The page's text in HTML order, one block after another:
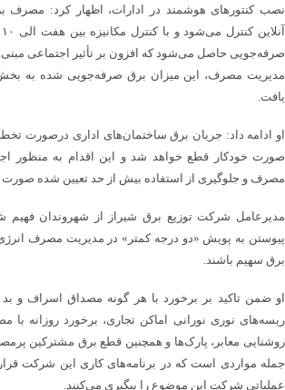
نصب کنتورهای هوشمند در ادارات، اظهار کرد: مصرف
صرفه‌جویی حاصل می‌شود که افزون بر تأثیر اجتماعی مبنی
مدیریت مصرف، این میزان برق صرفه‌جویی شده به
یافت.
او ادامه داد: جریان برق ساختمان‌های اداری درصورت
صورت خودکار قطع خواهد شد و این اقدام به منظور
مصرف و جلوگیری از استفاده بیش از حد تعیین شده صورت
مدیرعامل شرکت توزیع برق شیراز از شهروندان فهیم
پیوستن به پویش «دو درجه کمتر» در مدیریت مصرف
برق سهیم باشند.
او ضمن تاکید بر برخورد با هر گونه مصداق اسراف و
ریسه‌های نوری نورانی اماکن تجاری، برخورد روزانه با
روشنایی معابر، پارک‌ها و همچنین قطع برق مشترکین
عملیاتی شرکت این موضوع را پیگیری می‌کنند.